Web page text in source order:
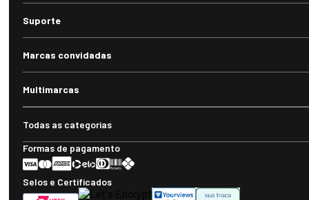
Suporte
Marcas convidadas
Multimarcas
Todas as categorias
Formas de pagamento
Selos e Certificados